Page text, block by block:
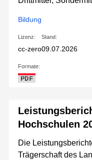
Bildung
Lizenz:
cc-zero
Stand:
09.07.2026
Formate:
PDF
Hochschulen
Die
Trägerschaft des